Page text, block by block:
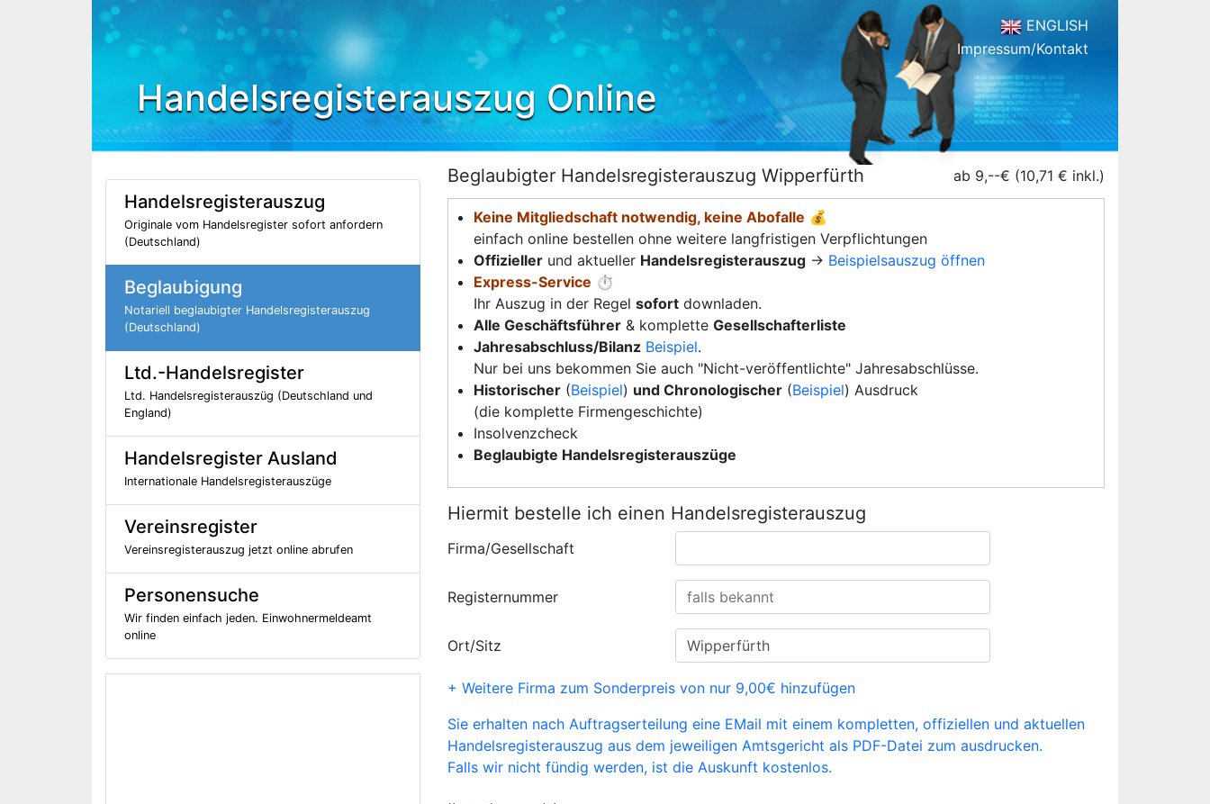
Handelsregisterauszug Online
ENGLISH
Impressum/Kontakt
Handelsregisterauszug
Originale vom Handelsregister sofort anfordern
(Deutschland)
Beglaubigung
Notariell beglaubigter Handelsregisterauszug
(Deutschland)
Ltd.-Handelsregister
Ltd. Handelsregisterauszüg (Deutschland und
England)
Handelsregister Ausland
Internationale Handelsregisterauszüge
Vereinsregister
Vereinsregisterauszug jetzt online abrufen
Personensuche
Wir finden einfach jeden. Einwohnermeldeamt
online
Beglaubigter Handelsregisterauszug Wipperfürth ab 9,--€ (10,71 € inkl.)
Keine Mitgliedschaft notwendig, keine Abofalle 💰
einfach online bestellen ohne weitere langfristigen Verpflichtungen
Offizieller und aktueller Handelsregisterauszug → Beispielsauszug öffnen
Express-Service ⏱️
Ihr Auszug in der Regel sofort downladen.
Alle Geschäftsführer & komplette Gesellschafterliste
Jahresabschluss/Bilanz Beispiel.
Nur bei uns bekommen Sie auch "Nicht-veröffentlichte" Jahresabschlüsse.
Historischer (Beispiel) und Chronologischer (Beispiel) Ausdruck
(die komplette Firmengeschichte)
Insolvenzcheck
Beglaubigte Handelsregisterauszüge
Hiermit bestelle ich einen Handelsregisterauszug
Firma/Gesellschaft
Registernummer
Ort/Sitz
+ Weitere Firma zum Sonderpreis von nur 9,00€ hinzufügen
Sie erhalten nach Auftragserteilung eine EMail mit einem kompletten, offiziellen und aktuellen
Handelsregisterauszug aus dem jeweiligen Amtsgericht als PDF-Datei zum ausdrucken.
Falls wir nicht fündig werden, ist die Auskunft kostenlos.